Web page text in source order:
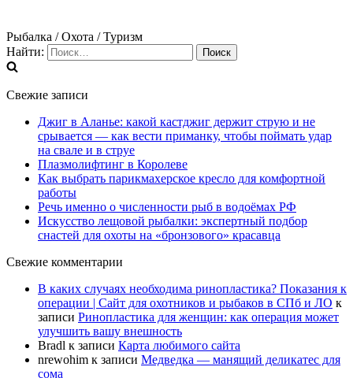
Рыбалка / Охота / Туризм
Найти:
Свежие записи
Джиг в Аланье: какой кастджиг держит струю и не
срывается — как вести приманку, чтобы поймать удар
на свале и в струе
Плазмолифтинг в Королеве
Как выбрать парикмахерское кресло для комфортной
работы
Речь именно о численности рыб в водоёмах РФ
Искусство лещовой рыбалки: экспертный подбор
снастей для охоты на «бронзового» красавца
Свежие комментарии
В каких случаях необходима ринопластика? Показания к
операции | Сайт для охотников и рыбаков в СПб и ЛО к
записи Ринопластика для женщин: как операция может
улучшить вашу внешность
Bradl к записи Карта любимого сайта
nrewohim к записи Медведка — манящий деликатес для
сома